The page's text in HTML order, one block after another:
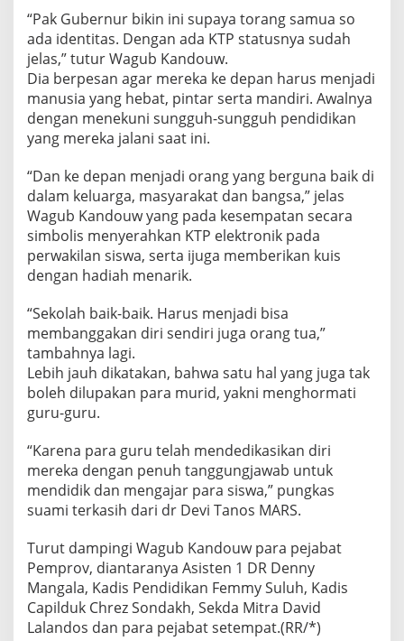
-
K
T
“Pak Gubernur bikin ini supaya torang samua so
ada identitas. Dengan ada KTP statusnya sudah
jelas,” tutur Wagub Kandouw.
Dia berpesan agar mereka ke depan harus menjadi
manusia yang hebat, pintar serta mandiri. Awalnya
dengan menekuni sungguh-sungguh pendidikan
yang mereka jalani saat ini.
“Dan ke depan menjadi orang yang berguna baik di
dalam keluarga, masyarakat dan bangsa,” jelas
Wagub Kandouw yang pada kesempatan secara
simbolis menyerahkan KTP elektronik pada
perwakilan siswa, serta ijuga memberikan kuis
dengan hadiah menarik.
“Sekolah baik-baik. Harus menjadi bisa
membanggakan diri sendiri juga orang tua,”
tambahnya lagi.
Lebih jauh dikatakan, bahwa satu hal yang juga tak
boleh dilupakan para murid, yakni menghormati
guru-guru.
“Karena para guru telah mendedikasikan diri
mereka dengan penuh tanggungjawab untuk
mendidik dan mengajar para siswa,” pungkas
suami terkasih dari dr Devi Tanos MARS.
Turut dampingi Wagub Kandouw para pejabat
Pemprov, diantaranya Asisten 1 DR Denny
Mangala, Kadis Pendidikan Femmy Suluh, Kadis
Capilduk Chrez Sondakh, Sekda Mitra David
Lalandos dan para pejabat setempat.(RR/*)